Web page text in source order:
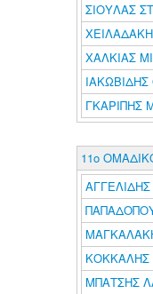
ΣΙΟΥΛΑΣ
ΧΑΛΚΙΑΣ
ΓΚΑΡΙΠΗΣ
11ο
ΚΟΚΚΑΛΗΣ
ΜΠΑΤΣΗΣ